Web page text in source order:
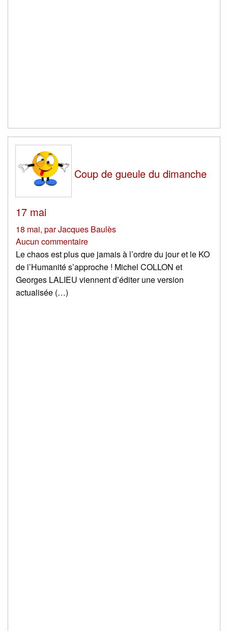
Coup de gueule du dimanche
17 mai
18 mai, parJacques Baulès
Aucun commentaire
Le chaos est plus que jamais à l’ordre du jour et le KO
de l’Humanité s’approche ! Michel COLLON et
Georges LALIEU viennent d’éditer une version
actualisée (…)